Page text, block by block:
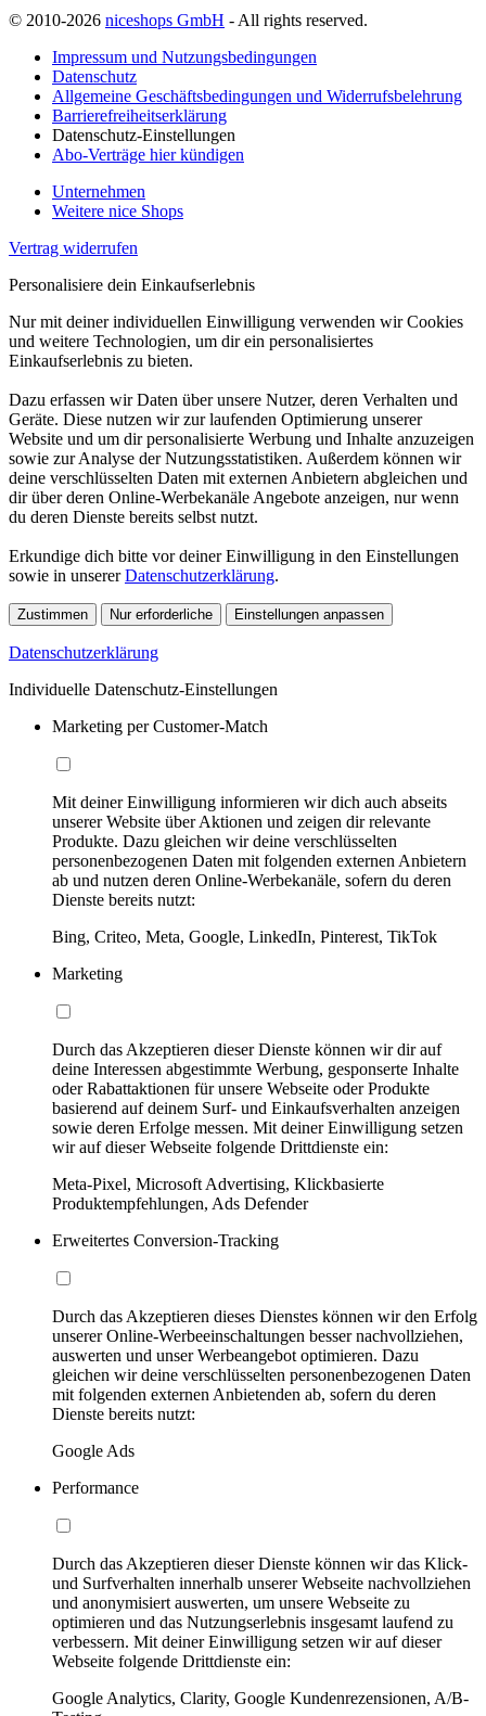
© 2010-2026 niceshops GmbH - All rights reserved.
Impressum und Nutzungsbedingungen
Datenschutz
Allgemeine Geschäftsbedingungen und Widerrufsbelehrung
Barrierefreiheitserklärung
Datenschutz-Einstellungen
Abo-Verträge hier kündigen
Unternehmen
Weitere nice Shops
Vertrag widerrufen
Personalisiere dein Einkaufserlebnis
Nur mit deiner individuellen Einwilligung verwenden wir Cookies
und weitere Technologien, um dir ein personalisiertes
Einkaufserlebnis zu bieten.
Dazu erfassen wir Daten über unsere Nutzer, deren Verhalten und
Geräte. Diese nutzen wir zur laufenden Optimierung unserer
Website und um dir personalisierte Werbung und Inhalte anzuzeigen
sowie zur Analyse der Nutzungsstatistiken. Außerdem können wir
deine verschlüsselten Daten mit externen Anbietern abgleichen und
dir über deren Online-Werbekanäle Angebote anzeigen, nur wenn
du deren Dienste bereits selbst nutzt.
Erkundige dich bitte vor deiner Einwilligung in den Einstellungen
sowie in unsererDatenschutzerklärung.
Zustimmen Nur erforderliche Einstellungen anpassen
Datenschutzerklärung
Individuelle Datenschutz-Einstellungen
Marketing per Customer-Match
Mit deiner Einwilligung informieren wir dich auch abseits
unserer Website über Aktionen und zeigen dir relevante
Produkte. Dazu gleichen wir deine verschlüsselten
personenbezogenen Daten mit folgenden externen Anbietern
ab und nutzen deren Online-Werbekanäle, sofern du deren
Dienste bereits nutzt:
Bing, Criteo, Meta, Google, LinkedIn, Pinterest, TikTok
Marketing
Durch das Akzeptieren dieser Dienste können wir dir auf
deine Interessen abgestimmte Werbung, gesponserte Inhalte
oder Rabattaktionen für unsere Webseite oder Produkte
basierend auf deinem Surf- und Einkaufsverhalten anzeigen
sowie deren Erfolge messen. Mit deiner Einwilligung setzen
wir auf dieser Webseite folgende Drittdienste ein:
Meta-Pixel, Microsoft Advertising, Klickbasierte
Produktempfehlungen, Ads Defender
Erweitertes Conversion-Tracking
Durch das Akzeptieren dieses Dienstes können wir den Erfolg
unserer Online-Werbeeinschaltungen besser nachvollziehen,
auswerten und unser Werbeangebot optimieren. Dazu
gleichen wir deine verschlüsselten personenbezogenen Daten
mit folgenden externen Anbietenden ab, sofern du deren
Dienste bereits nutzt:
Google Ads
Performance
Durch das Akzeptieren dieser Dienste können wir das Klick-
und Surfverhalten innerhalb unserer Webseite nachvollziehen
und anonymisiert auswerten, um unsere Webseite zu
optimieren und das Nutzungserlebnis insgesamt laufend zu
verbessern. Mit deiner Einwilligung setzen wir auf dieser
Webseite folgende Drittdienste ein:
Google Analytics, Clarity, Google Kundenrezensionen, A/B-